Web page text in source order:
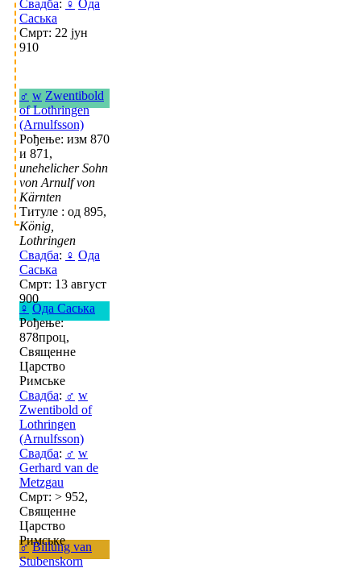
Свадба: ♀ Ода
Саська
Смрт: 22 јун
910
♂ w Zwentibold
of Lothringen
(Arnulfsson)
Рођење: изм 870
и 871,
unehelicher Sohn
von Arnulf von
Kärnten
Титуле : од 895,
König,
Lothringen
Свадба: ♀ Ода
Саська
Смрт: 13 август
900
♀ Ода Саська
Рођење:
878проц,
Священне
Царство
Римське
Свадба: ♂ w
Zwentibold of
Lothringen
(Arnulfsson)
Свадба: ♂ w
Gerhard van de
Metzgau
Смрт: > 952,
Священне
Царство
Римське
♂ Billung van
Stubenskorn